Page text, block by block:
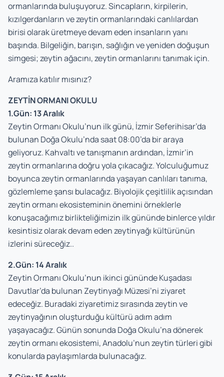
ormanlarında buluşuyoruz. Sincapların, kirpilerin,
kızılgerdanların ve zeytin ormanlarındaki canlılardan
birisi olarak üretmeye devam eden insanların yanı
başında. Bilgeliğin, barışın, sağlığın ve yeniden doğuşun
simgesi; zeytin ağacını, zeytin ormanlarını tanımak için.
Aramıza katılır mısınız?
ZEYTİN ORMANI OKULU
1.Gün: 13 Aralık
Zeytin Ormanı Okulu’nun ilk günü, İzmir Seferihisar’da
bulunan Doğa Okulu’nda saat 08:00’da bir araya
geliyoruz. Kahvaltı ve tanışmanın ardından, İzmir’in
zeytin ormanlarına doğru yola çıkacağız. Yolculuğumuz
boyunca zeytin ormanlarında yaşayan canlıları tanıma,
gözlemleme şansı bulacağız. Biyolojik çeşitlilik açısından
zeytin ormanı ekosisteminin önemini örneklerle
konuşacağımız birlikteliğimizin ilk gününde binlerce yıldır
kesintisiz olarak devam eden zeytinyağı kültürünün
izlerini süreceğiz..
2.Gün: 14 Aralık
Zeytin Ormanı Okulu’nun ikinci gününde Kuşadası
Davutlar’da bulunan Zeytinyağı Müzesi’ni ziyaret
edeceğiz. Buradaki ziyaretimiz sırasında zeytin ve
zeytinyağının oluşturduğu kültürü adım adım
yaşayacağız. Günün sonunda Doğa Okulu’na dönerek
zeytin ormanı ekosistemi, Anadolu’nun zeytin türleri gibi
konularda paylaşımlarda bulunacağız.